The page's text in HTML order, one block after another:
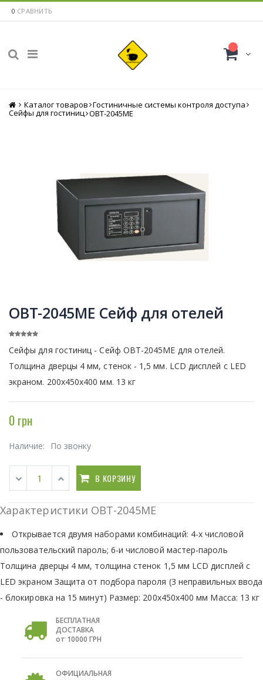
0 СРАВНИТЬ
Главная
Каталог товаров Гостиничные системы контроля доступа
Сейфы для гостиниц OBT-2045ME
OBT-2045ME Сейф для отелей
Сейфы для гостиниц - Сейф OBT-2045ME для отелей.
Толщина дверцы 4 мм, стенок - 1,5 мм. LCD дисплей с LED
экраном. 200х450х400 мм. 13 кг
0 грн
Наличие: По звонку
В КОРЗИНУ
Характеристики OBT-2045ME
Открывается двумя наборами комбинаций: 4-х числовой
пользовательский пароль; 6-и числовой мастер-пароль
Толщина дверцы 4 мм, толщина стенок 1,5 мм LCD дисплей с
LED экраном Защита от подбора пароля (3 неправильных ввода
- блокировка на 15 минут) Размер: 200х450х400 мм Масса: 13 кг
БЕСПЛАТНАЯ
ДОСТАВКА
от 10000 ГРН
ОФИЦИАЛЬНАЯ